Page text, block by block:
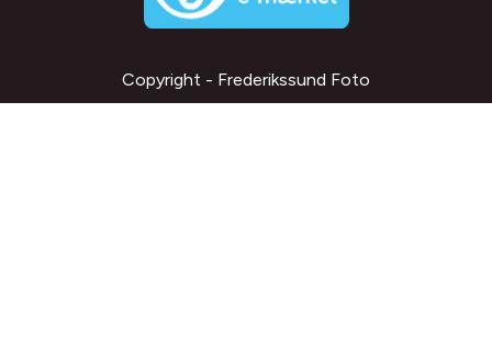
Copyright - Frederikssund Foto